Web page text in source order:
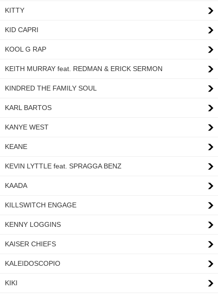
KITTY
KID CAPRI
KOOL G RAP
KEITH MURRAY feat. REDMAN & ERICK SERMON
KINDRED THE FAMILY SOUL
KARL BARTOS
KANYE WEST
KEANE
KEVIN LYTTLE feat. SPRAGGA BENZ
KAADA
KILLSWITCH ENGAGE
KENNY LOGGINS
KAISER CHIEFS
KALEIDOSCOPIO
KIKI